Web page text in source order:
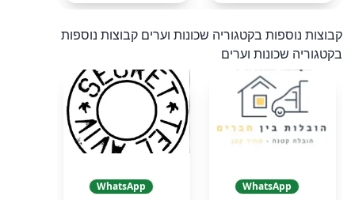
קבוצות נוספות בקטגוריה שכונות וערים קבוצות נוספות
בקטגוריה שכונות וערים
WhatsApp
WhatsApp